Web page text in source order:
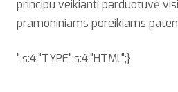
principu veikianti parduotuvė
pramoniniams poreikiams
";s:4:"TYPE";s:4:"HTML";}